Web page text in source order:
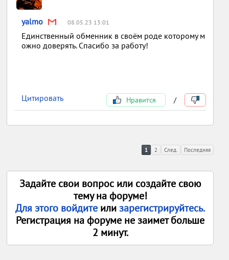
yalmo 08.05.23 13:01
Единственный обменник в своём роде которому м
ожно доверять. Спасибо за работу!
Цитировать Нравится /
1 2 След. Последняя
Задайте свои вопрос или создайте свою
тему на форуме!
Для этого войдите илизарегистрируйтесь.
Регистрация на форуме не заимет больше
2 минут.